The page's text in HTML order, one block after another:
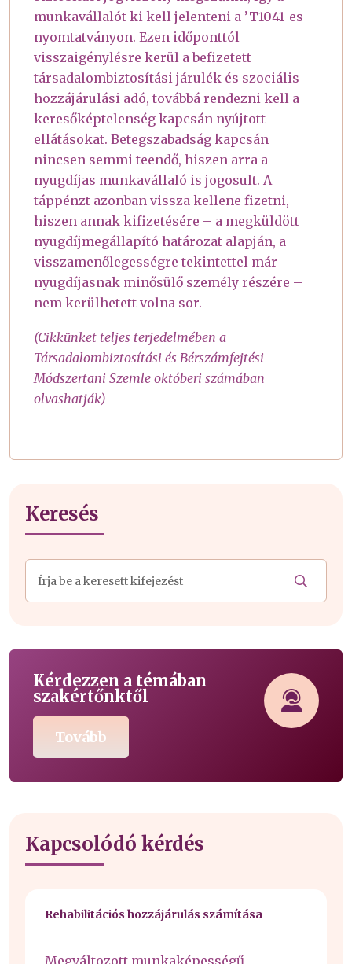
munkavállalót ki kell jelenteni a ’T1041-es
nyomtatványon. Ezen időponttól
visszaigénylésre kerül a befizetett
társadalombiztosítási járulék és szociális
hozzájárulási adó, továbbá rendezni kell a
keresőképtelenség kapcsán nyújtott
ellátásokat. Betegszabadság kapcsán
nincsen semmi teendő, hiszen arra a
nyugdíjas munkavállaló is jogosult. A
táppénzt azonban vissza kellene fizetni,
hiszen annak kifizetésére – a megküldött
nyugdíjmegállapító határozat alapján, a
visszamenőlegességre tekintettel már
nyugdíjasnak minősülő személy részére –
nem kerülhetett volna sor.
(Cikkünket teljes terjedelmében a
Társadalombiztosítási és Bérszámfejtési
Módszertani Szemle októberi számában
olvashatják)
Keresés
Kérdezzen a témában
szakértőnktől
Tovább
Kapcsolódó kérdés
Rehabilitációs hozzájárulás számítása
Megváltozott munkaképességű